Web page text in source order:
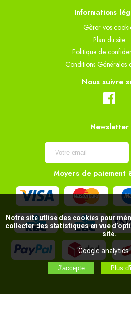
Informations
Gèrer vos
Plan du site
Politique de
Conditions Générales
Nous suivre
Newsletter
Moyens de paiement
Notre site utlise des cookies pour
collecter des statistiques en vue
site.
Google analytics